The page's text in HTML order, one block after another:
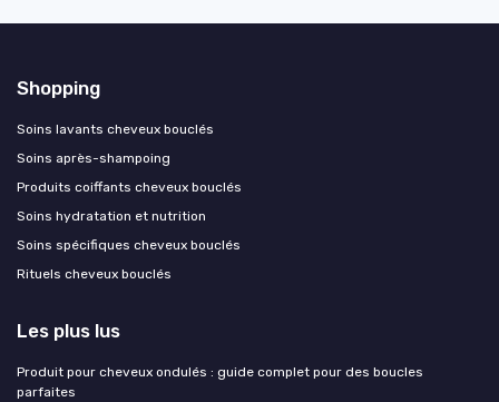
Shopping
Soins lavants cheveux bouclés
Soins après-shampoing
Produits coiffants cheveux bouclés
Soins hydratation et nutrition
Soins spécifiques cheveux bouclés
Rituels cheveux bouclés
Les plus lus
Produit pour cheveux ondulés : guide complet pour des boucles
parfaites